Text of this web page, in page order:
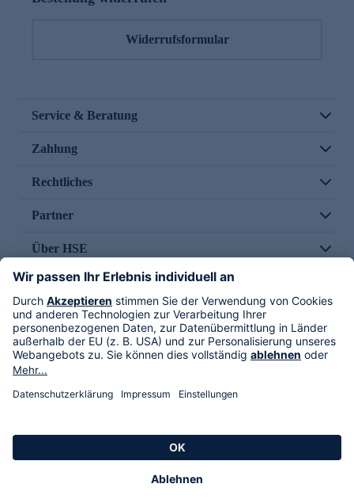
Widerrufsformular
Service & Beratung
Zahlung
Rechtliches
Partner
Über HSE
Im TV
HSE International